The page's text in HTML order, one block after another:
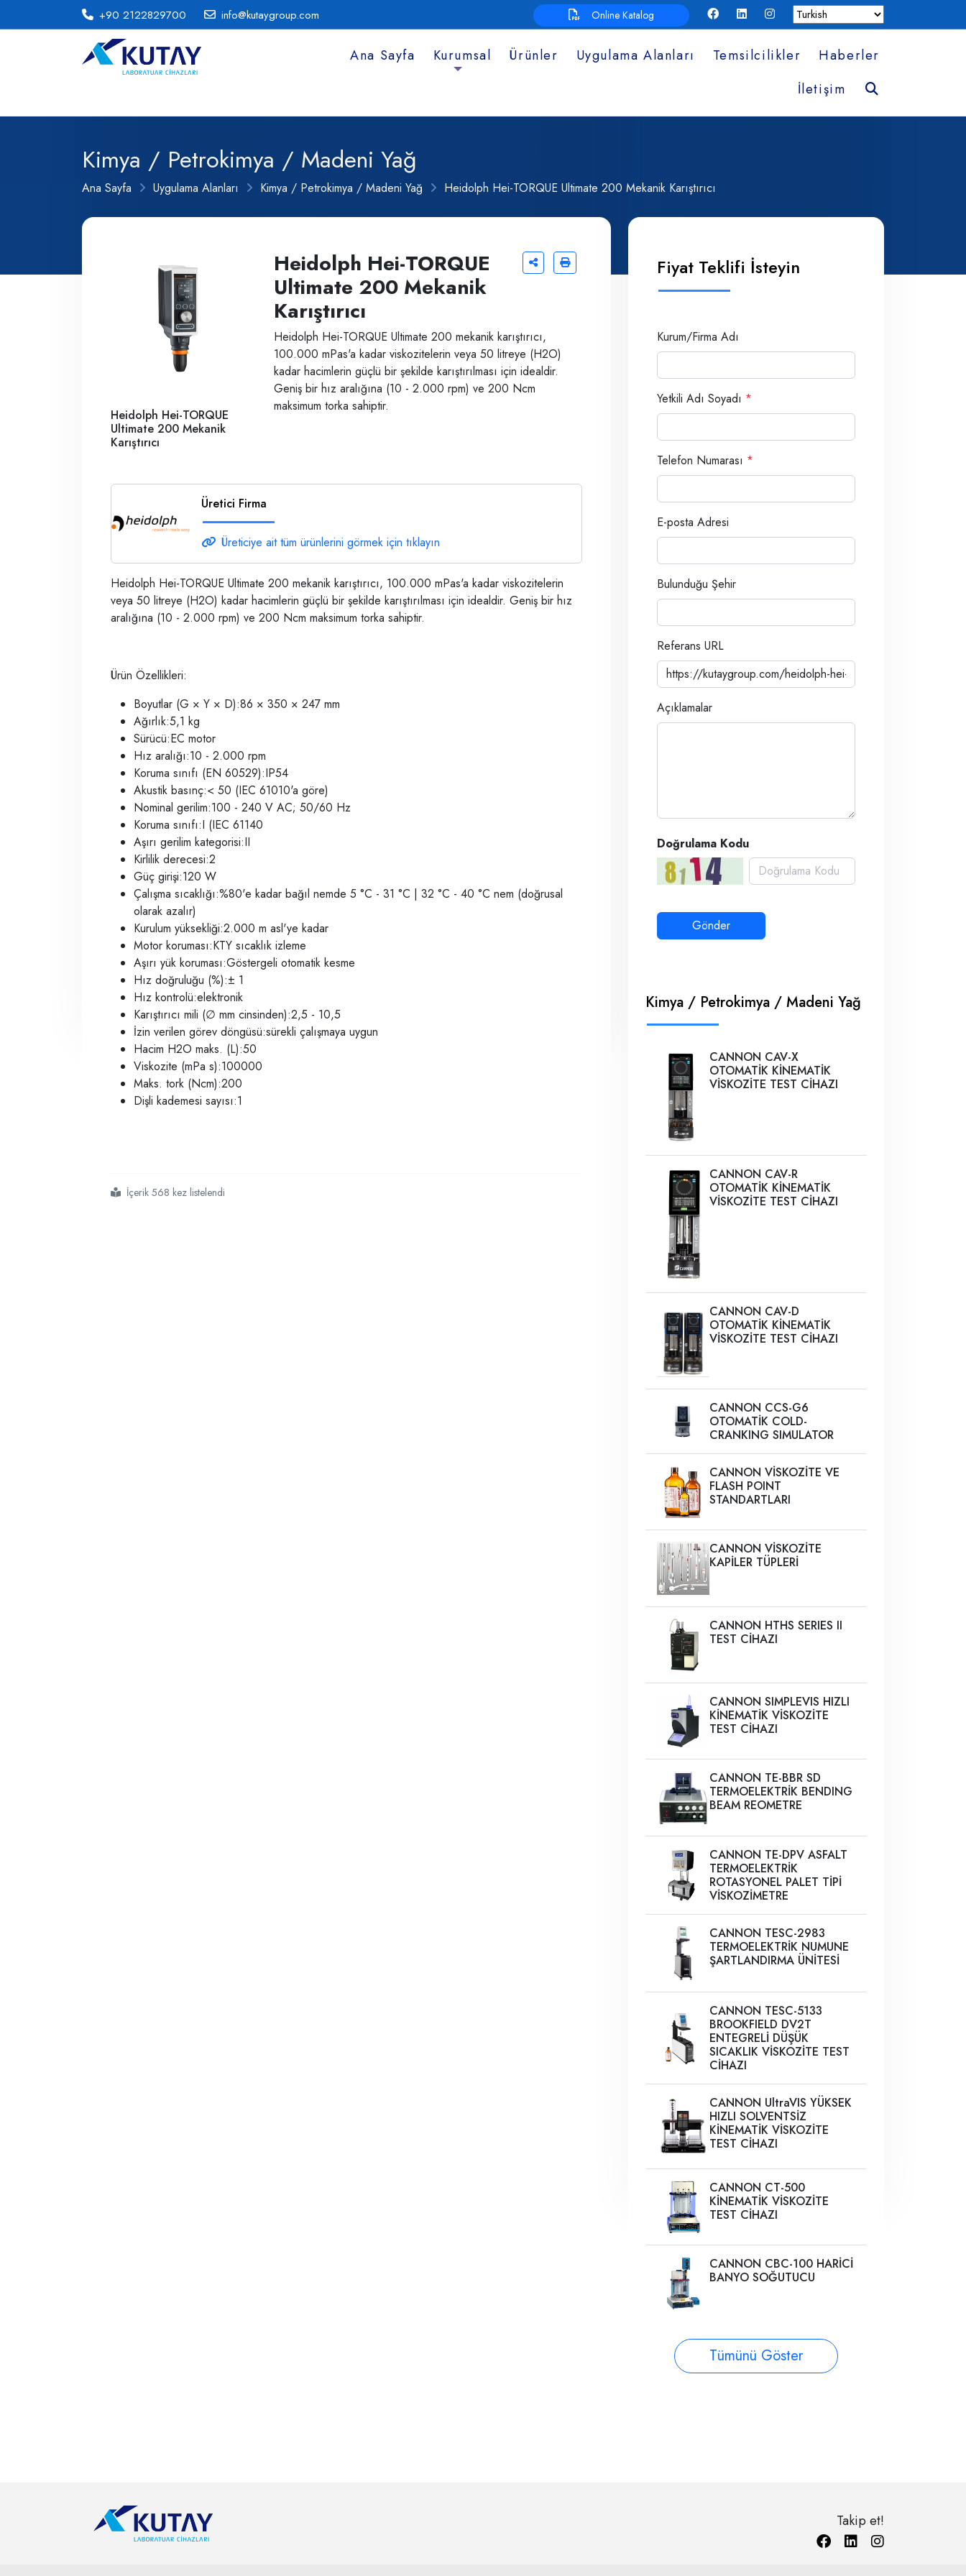
+90 2122829700 info@kutaygroup.com Online Katalog
Ana Sayfa Kurumsal Ürünler Uygulama Alanları Temsilcilikler
Haberler
İletişim
Kimya / Petrokimya / Madeni Yağ
Ana Sayfa Uygulama Alanları Kimya / Petrokimya / Madeni Yağ Heidolph Hei-TORQUE Ultimate 200 Mekanik Karıştırıcı
Heidolph Hei-TORQUE
Ultimate 200 Mekanik
Karıştırıcı
Heidolph Hei-TORQUE
Ultimate 200 Mekanik
Karıştırıcı
Heidolph Hei-TORQUE Ultimate 200 mekanik karıştırıcı,
100.000 mPas'a kadar viskozitelerin veya 50 litreye (H2O)
kadar hacimlerin güçlü bir şekilde karıştırılması için idealdir.
Geniş bir hız aralığına (10 - 2.000 rpm) ve 200 Ncm
maksimum torka sahiptir.
Üretici Firma
Üreticiye ait tüm ürünlerini görmek için tıklayın
Heidolph Hei-TORQUE Ultimate 200 mekanik karıştırıcı, 100.000 mPas'a kadar viskozitelerin
veya 50 litreye (H2O) kadar hacimlerin güçlü bir şekilde karıştırılması için idealdir. Geniş bir hız
aralığına (10 - 2.000 rpm) ve 200 Ncm maksimum torka sahiptir.
Ürün Özellikleri:
Boyutlar (G × Y × D):86 × 350 × 247 mm
Ağırlık:5,1 kg
Sürücü:EC motor
Hız aralığı:10 - 2.000 rpm
Koruma sınıfı (EN 60529):IP54
Akustik basınç:< 50 (IEC 61010'a göre)
Nominal gerilim:100 - 240 V AC; 50/60 Hz
Koruma sınıfı:I (IEC 61140
Aşırı gerilim kategorisi:II
Kirlilik derecesi:2
Güç girişi:120 W
Çalışma sıcaklığı:%80'e kadar bağıl nemde 5 °C - 31 °C | 32 °C - 40 °C nem (doğrusal
olarak azalır)
Kurulum yüksekliği:2.000 m asl'ye kadar
Motor koruması:KTY sıcaklık izleme
Aşırı yük koruması:Göstergeli otomatik kesme
Hız doğruluğu (%):± 1
Hız kontrolü:elektronik
Karıştırıcı mili (∅ mm cinsinden):2,5 - 10,5
İzin verilen görev döngüsü:sürekli çalışmaya uygun
Hacim H2O maks. (L):50
Viskozite (mPa s):100000
Maks. tork (Ncm):200
Dişli kademesi sayısı:1
#heidolph mekanik karıştırıcı modelleri
#mekanik karıştırıcı teknik özellikleri
#en iyi mekanik karıştırıcı markaları
#laboratuvar için güçlü mekanik karıştırıcı
#laboratuvar karıştırıcı mekanik tip
#laboratuvar mekanik karıştırıcı
#overhead stirrers price
#adjustable speed
#stirrersİçerik 568 kez listelendi
Fiyat Teklifi İsteyin
Kurum/Firma Adı
Yetkili Adı Soyadı *
Telefon Numarası *
E-posta Adresi
Bulunduğu Şehir
Referans URL
Açıklamalar
Doğrulama Kodu
Kimya / Petrokimya / Madeni Yağ
CANNON CAV-X
OTOMATİK KİNEMATİK
VİSKOZİTE TEST CİHAZI
CANNON CAV-R
OTOMATİK KİNEMATİK
VİSKOZİTE TEST CİHAZI
CANNON CAV-D
OTOMATİK KİNEMATİK
VİSKOZİTE TEST CİHAZI
CANNON CCS-G6
OTOMATİK COLD-
CRANKING SIMULATOR
CANNON VİSKOZİTE VE
FLASH POINT
STANDARTLARI
CANNON VİSKOZİTE
KAPİLER TÜPLERİ
CANNON HTHS SERIES II
TEST CİHAZI
CANNON SIMPLEVIS HIZLI
KİNEMATİK VİSKOZİTE
TEST CİHAZI
CANNON TE-BBR SD
TERMOELEKTRİK BENDING
BEAM REOMETRE
CANNON TE-DPV ASFALT
TERMOELEKTRİK
ROTASYONEL PALET TİPİ
VİSKOZİMETRE
CANNON TESC-2983
TERMOELEKTRİK NUMUNE
ŞARTLANDIRMA ÜNİTESİ
CANNON TESC-5133
BROOKFIELD DV2T
ENTEGRELİ DÜŞÜK
SICAKLIK VİSKOZİTE TEST
CİHAZI
CANNON UltraVIS YÜKSEK
HIZLI SOLVENTSİZ
KİNEMATİK VİSKOZİTE
TEST CİHAZI
CANNON CT-500
KİNEMATİK VİSKOZİTE
TEST CİHAZI
CANNON CBC-100 HARİCİ
BANYO SOĞUTUCU
Tümünü Göster
Takip et!